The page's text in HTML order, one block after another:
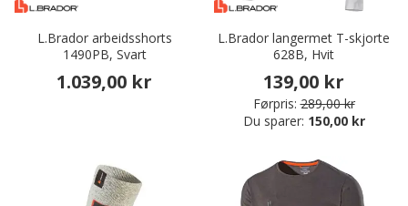
L.Brador arbeidsshorts
1490PB, Svart
1.039,00 kr
L.Brador langermet T-skjorte
628B, Hvit
139,00 kr
Førpris: 289,00 kr
Du sparer: 150,00 kr